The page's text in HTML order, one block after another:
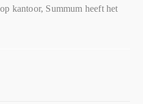
kantoor, Summum heeft het
Dameskleding